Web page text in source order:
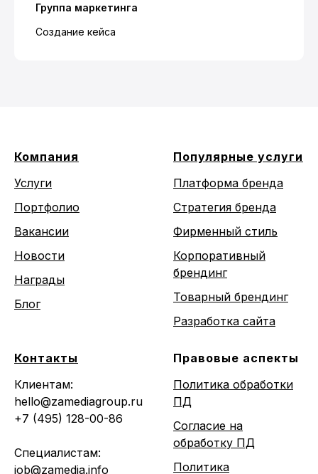
Группа маркетинга
Создание кейса
Компания
Услуги
Портфолио
Вакансии
Новости
Награды
Блог
Популярные услуги
Платформа бренда
Стратегия бренда
Фирменный стиль
Корпоративный
брендинг
Товарный брендинг
Разработка сайта
Контакты
Клиентам:
hello@zamediagroup.ru
+7 (495) 128-00-86
Специалистам:
job@zamedia.info
Правовые аспекты
Политика обработки
ПД
Согласие на
обработку ПД
Политика